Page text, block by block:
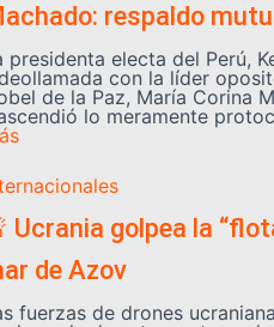
respaldo
presidenta electa del Perú,
con la líder
de la Paz, María Corina
lo meramente
Ucrania golpea la
de Azov
fuerzas de drones